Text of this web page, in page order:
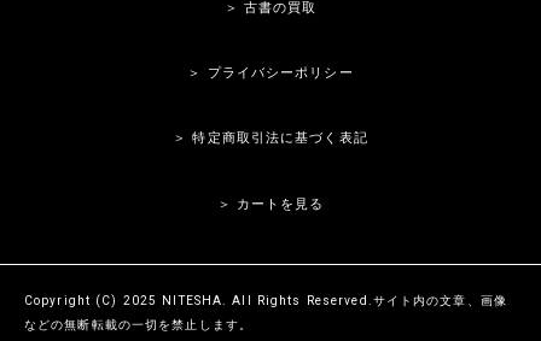
＞ 古書の買取
＞ プライバシーポリシー
＞ 特定商取引法に基づく表記
＞ カートを見る
Copyright (C) 2025 NITESHA. All Rights Reserved.サイト内の文章、画像
などの無断転載の一切を禁止します。